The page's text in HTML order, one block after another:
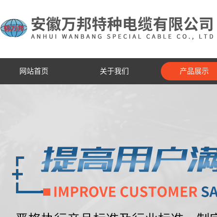
网站首页 关于我们 产品展示